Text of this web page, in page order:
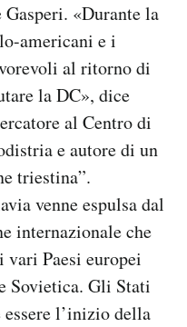
«Durante la
americani e i
al ritorno di
la DC», dice
al Centro di
e autore di un
triestina”.
venne espulsa dal
internazionale che
Paesi europei
Sovietica. Gli Stati
l’inizio della